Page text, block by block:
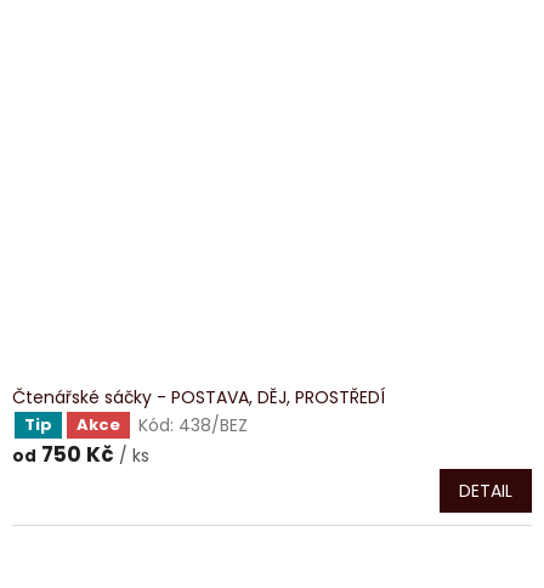
Čtenářské sáčky - POSTAVA, DĚJ, PROSTŘEDÍ
Tip Akce Kód: 438/BEZ
od 750 Kč / ks
DETAIL